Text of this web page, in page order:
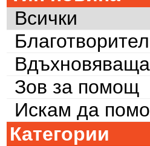
Всички
Зов за помощ
Искам да
Категории